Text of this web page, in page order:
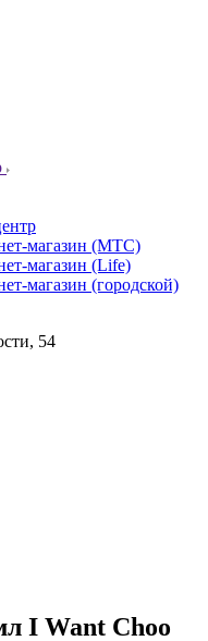
магазин (МТС)
магазин (Life)
магазин (городской)
54
I Want Choo